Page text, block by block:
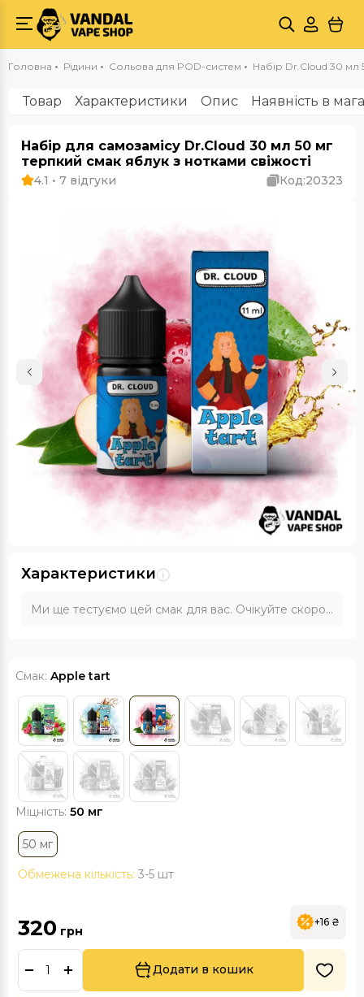
Головна Рідини Сольова для POD-систем Набір Dr.Cloud 30 мл
Товар Характеристики Опис Наявність в
Набір для самозамісу Dr.Cloud 30 мл 50 мг
терпкий смак яблук з нотками свіжості
4.1 • 7 відгуки Код:20323
Характеристики
Ми ще тестуємо цей смак для вас. Очікуйте скоро...
Смак: Apple tart
Міцність: 50 мг
50 мг
Обмежена кількість: 3-5 шт
320 грн
+16 ₴
Додати в кошик